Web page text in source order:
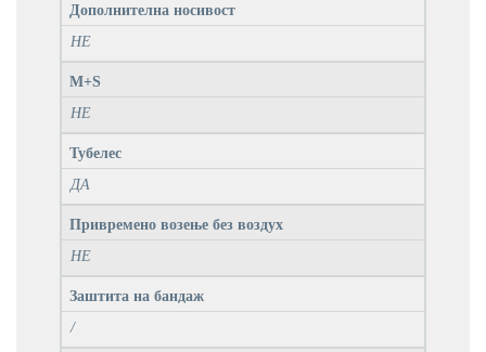
Дополнителна носивост
НЕ
M+S
НЕ
Тубелес
ДА
Привремено возење без воздух
НЕ
Заштита на бандаж
/